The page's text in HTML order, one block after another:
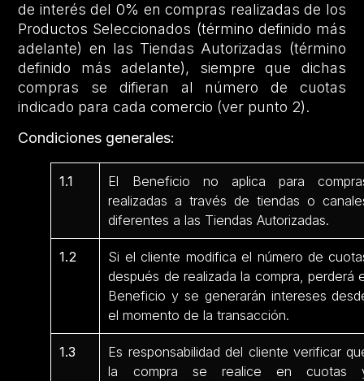
de interés del 0% en compras realizadas de los
Productos Seleccionados (término definido más
adelante) en las Tiendas Autorizadas (término
definido más adelante), siempre que dichas
compras se difieran al número de cuotas
indicado para cada comercio (ver punto 2).
Condiciones generales:
1.1
El Beneficio no aplica para
realizadas a través de tiendas o
diferentes a las Tiendas Autorizadas.
1.2
Si el cliente modifica el número de
después de realizada la compra, perderá
Beneficio y se generarán intereses
el momento de la transacción.
1.3
Es responsabilidad del cliente verificar
la compra se realice en cuotas